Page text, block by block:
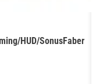
HUD/SonusFaber